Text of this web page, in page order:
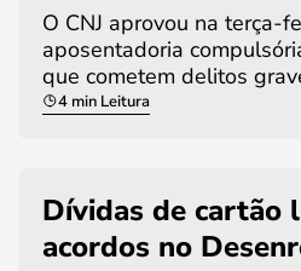
O CNJ aprovou na terça-
aposentadoria
que cometem delitos
4 min Leitura
Dívidas de cartão
acordos no